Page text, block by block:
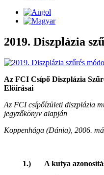
2019. Diszplázia
Az FCI Csípő Diszplázia
Előírásai
Az FCI csípőízületi diszplázia
jegyzőkönyv alapján
Koppenhága (Dánia), 2006.
1.) A kutya